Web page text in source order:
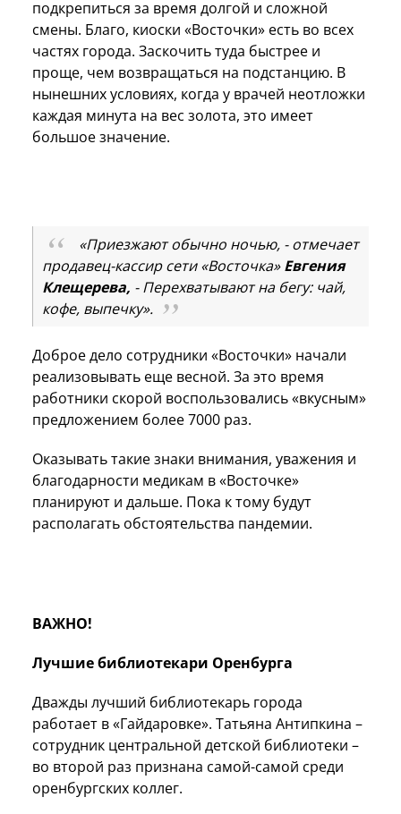
подкрепиться за время долгой и сложной
смены. Благо, киоски «Восточки» есть во всех
частях города. Заскочить туда быстрее и
проще, чем возвращаться на подстанцию. В
нынешних условиях, когда у врачей неотложки
каждая минута на вес золота, это имеет
большое значение.
«Приезжают обычно ночью, - отмечает
продавец-кассир сети «Восточка»Евгения
Клещерева, - Перехватывают на бегу: чай,
кофе, выпечку».
Доброе дело сотрудники «Восточки» начали
реализовывать еще весной. За это время
работники скорой воспользовались «вкусным»
предложением более 7000 раз.
Оказывать такие знаки внимания, уважения и
благодарности медикам в «Восточке»
планируют и дальше. Пока к тому будут
располагать обстоятельства пандемии.
ВАЖНО!
Лучшие библиотекари Оренбурга
Дважды лучший библиотекарь города
работает в «Гайдаровке». Татьяна Антипкина –
сотрудник центральной детской библиотеки –
во второй раз признана самой-самой среди
оренбургских коллег.